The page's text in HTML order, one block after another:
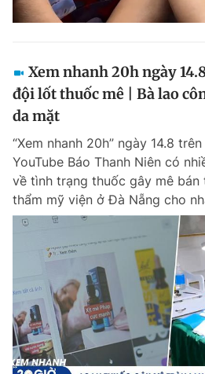
Xem nhanh 20h ngày
đội lốt thuốc mê | Bà lao
da mặt
“Xem nhanh 20h” ngày 14.8
YouTube Báo Thanh Niên có
về tình trạng thuốc gây mê bán
thẩm mỹ viện ở Đà Nẵng cho